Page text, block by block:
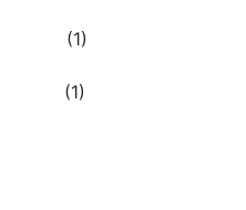
(1)
(1)